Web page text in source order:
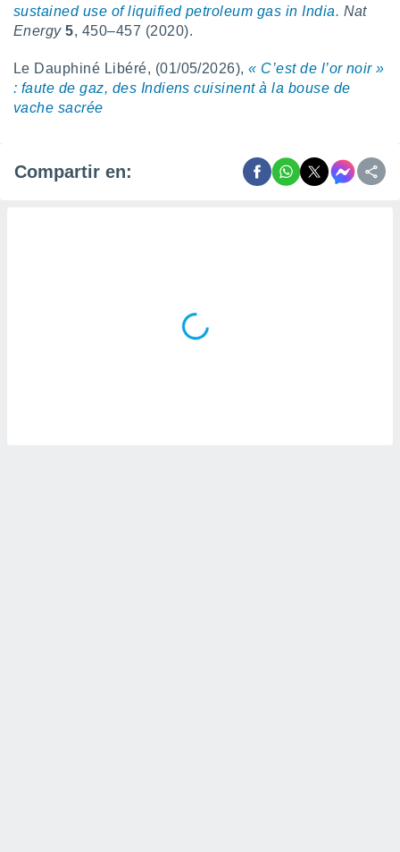
sustained use of liquified petroleum gas in India. Nat
Energy 5, 450–457 (2020).
Le Dauphiné Libéré, (01/05/2026),« C’est de l’or noir »
: faute de gaz, des Indiens cuisinent à la bouse de
vache sacrée
Compartir en: